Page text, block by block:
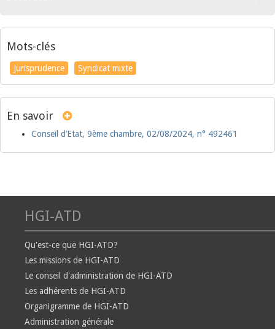
Mots-clés
Jurisprudence Syndicat mixte
En savoir
Conseil d’Etat, 9ème chambre, 02/08/2024, n° 492461
HGI-ATD
Qu'est-ce que HGI-ATD?
Les missions de HGI-ATD
Le conseil d'administration de HGI-ATD
Les adhérents de HGI-ATD
Organigramme de HGI-ATD
Administration générale